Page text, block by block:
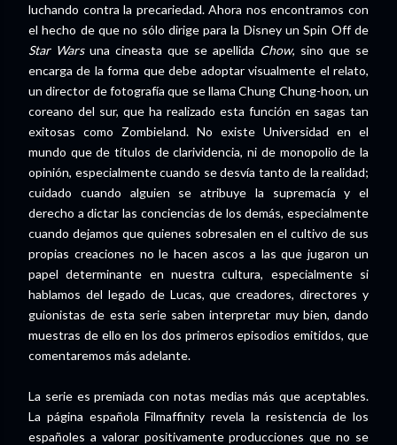
luchando contra la precariedad. Ahora nos encontramos con
el hecho de que no sólo dirige para la Disney un Spin Off de
Star Warsuna cineasta que se apellida Chow, sino que se
encarga de la forma que debe adoptar visualmente el relato,
un director de fotografía que se llamaChung Chung-hoon, un
coreano del sur, que ha realizado esta función en sagas tan
exitosas como Zombieland. No existe Universidad en el
mundo que de títulos de clarividencia, ni de monopolio de la
opinión, especialmente cuando se desvía tanto de la realidad;
cuidado cuando alguien se atribuye la supremacía y el
derecho a dictar las conciencias de los demás, especialmente
cuando dejamos que quienes sobresalen en el cultivo de sus
propias creaciones no le hacen ascos a las que jugaron un
papel determinante en nuestra cultura, especialmente si
hablamos del legado de Lucas, que creadores, directores y
guionistas de esta serie saben interpretar muy bien, dando
muestras de ello en los dos primeros episodios emitidos, que
comentaremos más adelante.
La serie es premiada con notas medias más que aceptables.
La página española Filmaffinity revela la resistencia de los
españoles a valorar positivamente producciones que no se